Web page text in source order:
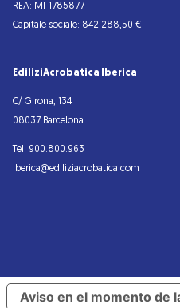
REA: MI-1785877
Capitale sociale: 842.288,50 €
EdiliziAcrobatica Iberica
C/ Girona, 134
08037 Barcelona
Tel. 900.800.963
iberica@ediliziacrobatica.com
Aviso en el momento de